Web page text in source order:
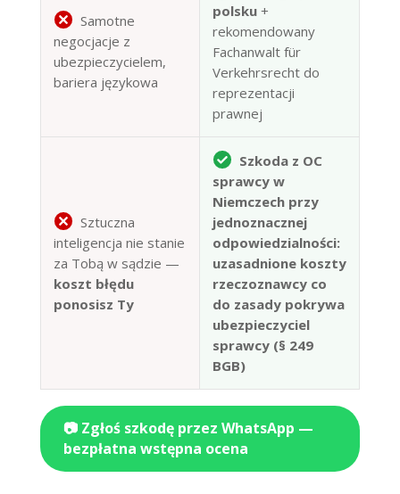
Samotne
negocjacje z
ubezpieczycielem,
bariera językowa
polsku+
rekomendowany
Fachanwalt für
Verkehrsrecht do
reprezentacji
prawnej
Sztuczna
inteligencja nie stanie
za Tobą w sądzie —
koszt błędu
ponosisz Ty
Szkoda z OC
sprawcy w
Niemczech przy
jednoznacznej
odpowiedzialności:
uzasadnione koszty
rzeczoznawcy co
do zasady pokrywa
ubezpieczyciel
sprawcy (§ 249
BGB)
📷 Zgłoś szkodę przez WhatsApp —
bezpłatna wstępna ocena